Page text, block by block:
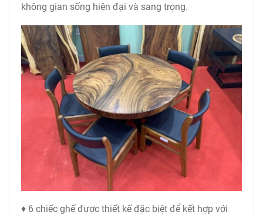
không gian sống hiện đại và sang trọng.
♦ 6 chiếc ghế được thiết kế đặc biệt để kết hợp với